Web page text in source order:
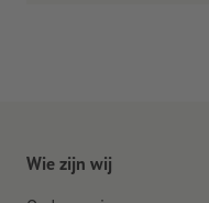
Wie zijn wij